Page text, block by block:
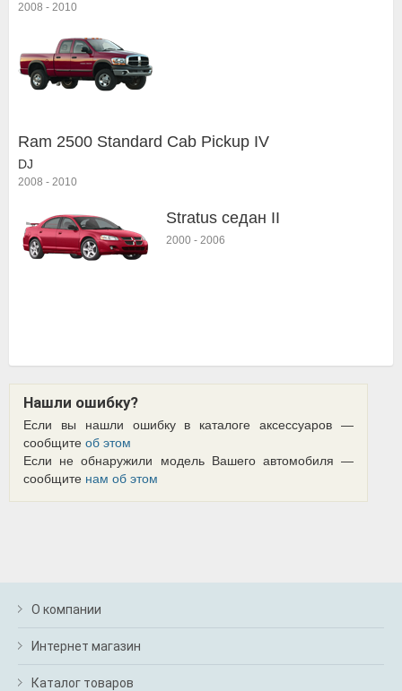
2008 - 2010
Ram 2500 Standard Cab Pickup IV
DJ
2008 - 2010
Stratus седан II
2000 - 2006
Нашли ошибку?
Если вы нашли ошибку в каталоге аксессуаров —
сообщите об этом
Если не обнаружили модель Вашего автомобиля —
сообщите нам об этом
О компании
Интернет магазин
Каталог товаров